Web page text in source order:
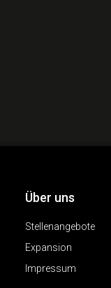
Über uns
Stellenangebote
Expansion
Impressum